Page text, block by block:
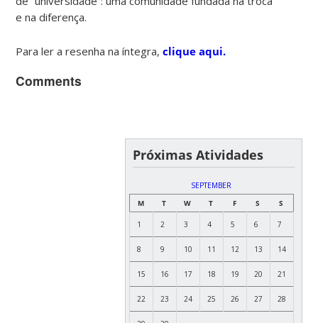
e na diferença.
Para ler a resenha na íntegra,clique aqui.
Comments
Próximas Atividades
SEPTEMBER
M
T W T F S S
1 2 3 4 5 6 7
8 9 10 11 12 13 14
15 16 17 18 19 20 21
22 23 24 25 26 27 28